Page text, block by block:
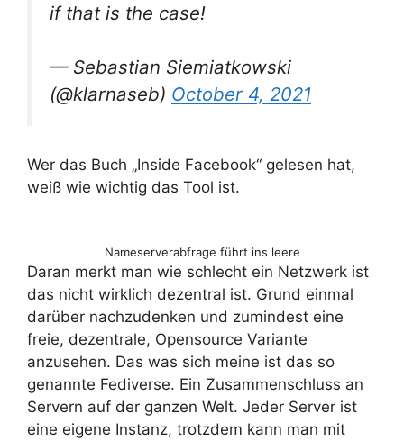
if that is the case!
— Sebastian Siemiatkowski
(@klarnaseb) October 4, 2021
Wer das Buch „Inside Facebook“ gelesen hat,
weiß wie wichtig das Tool ist.
Nameserverabfrage führt ins leere
Daran merkt man wie schlecht ein Netzwerk ist
das nicht wirklich dezentral ist. Grund einmal
darüber nachzudenken und zumindest eine
freie, dezentrale, Opensource Variante
anzusehen. Das was sich meine ist das so
genannte Fediverse. Ein Zusammenschluss an
Servern auf der ganzen Welt. Jeder Server ist
eine eigene Instanz, trotzdem kann man mit